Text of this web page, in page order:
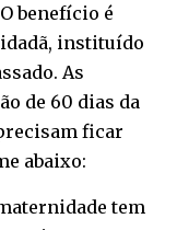
benefício é
instituído
As
de 60 dias da
ficar
abaixo:
tem